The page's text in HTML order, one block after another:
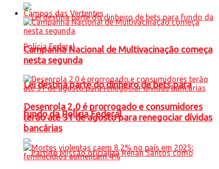
Lei destina parte do dinheiro de bets para
fundo da Polícia Federal
Campos das Vertentes
Campanha Nacional de Multivacinação começa
nesta segunda
Desenrola 2.0 é prorrogado e consumidores
terão até 31 de agosto para renegociar dívidas
bancárias